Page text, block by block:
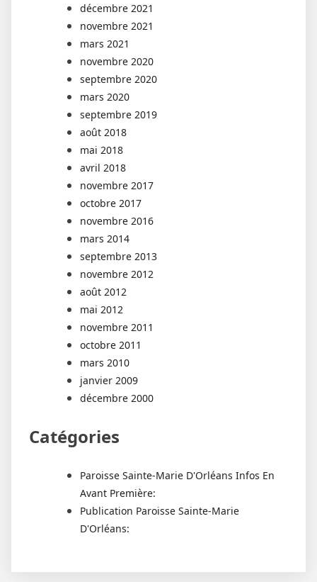
décembre 2021
novembre 2021
mars 2021
novembre 2020
septembre 2020
mars 2020
septembre 2019
août 2018
mai 2018
avril 2018
novembre 2017
octobre 2017
novembre 2016
mars 2014
septembre 2013
novembre 2012
août 2012
mai 2012
novembre 2011
octobre 2011
mars 2010
janvier 2009
décembre 2000
Catégories
Paroisse Sainte-Marie D'Orléans Infos En
Avant Première:
Publication Paroisse Sainte-Marie
D'Orléans: